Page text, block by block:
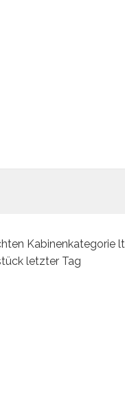
Kabinenkategorie
letzter Tag